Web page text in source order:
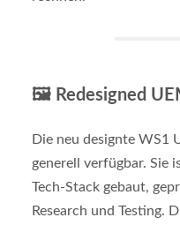
🖼️ Redesigned
Die neu designte WS1
generell verfügbar. Sie
Tech-Stack gebaut,
Research und Testing.